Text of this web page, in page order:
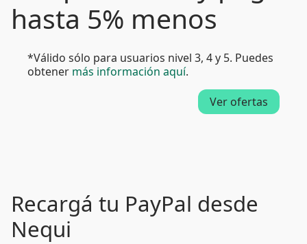
hasta 5% menos
*Válido sólo para usuarios nivel 3, 4 y 5. Puedes
obtener más información aquí.
Ver ofertas
Recargá tu PayPal desde
Nequi